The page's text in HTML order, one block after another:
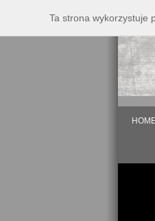
Ta strona wykorzystuje